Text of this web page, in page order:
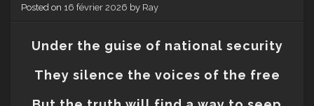
Posted on 16 février 2026 by Ray
Under the guise of national security
They silence the voices of the free